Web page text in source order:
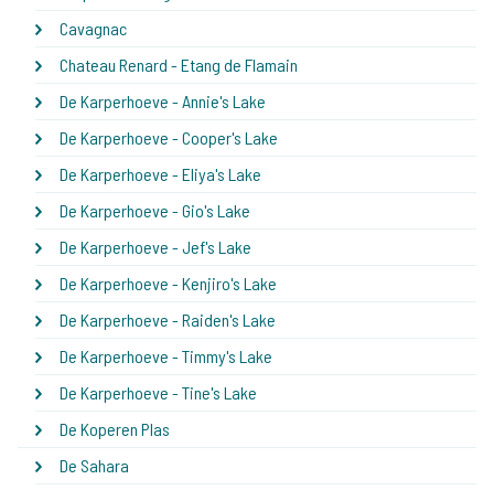
Cavagnac
Chateau Renard - Etang de Flamain
De Karperhoeve - Annie's Lake
De Karperhoeve - Cooper's Lake
De Karperhoeve - Eliya's Lake
De Karperhoeve - Gio's Lake
De Karperhoeve - Jef's Lake
De Karperhoeve - Kenjiro's Lake
De Karperhoeve - Raiden's Lake
De Karperhoeve - Timmy's Lake
De Karperhoeve - Tine's Lake
De Koperen Plas
De Sahara